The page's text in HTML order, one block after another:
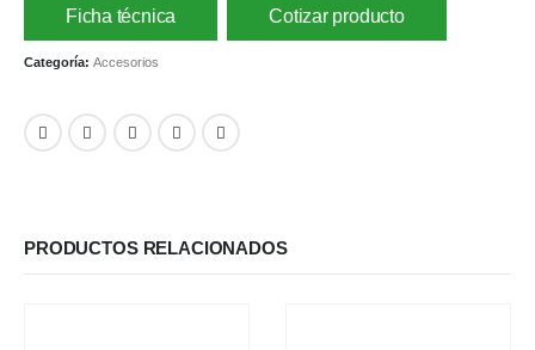
Ficha técnica Cotizar producto
Categoría: Accesorios
PRODUCTOS RELACIONADOS